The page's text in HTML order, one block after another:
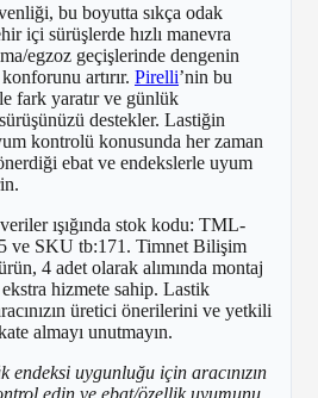
bu boyutta sıkça odak
içi sürüşlerde hızlı manevra
egzoz geçişlerinde dengenin
artırır. Pirelli’nin bu
fark yaratır ve günlük
destekler. Lastiğin
kontrolü konusunda her zaman
ebat ve endekslerle uyum
ışığında stok kodu: TML-
ve SKU tb:171. Timnet Bilişim
4 adet olarak alımında montaj
ekstra hizmete sahip. Lastik
üretici önerilerini ve yetkili
almayı unutmayın.
endeksi uygunluğu için aracınızın
edin ve ebat/özellik uyumunu